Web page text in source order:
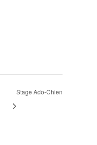
Stage Ado-Chien